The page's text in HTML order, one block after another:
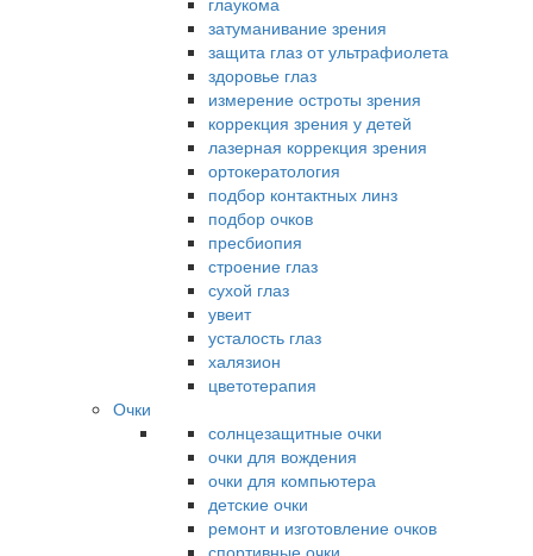
затуманивание зрения
защита глаз от ультрафиолета
здоровье глаз
измерение остроты зрения
коррекция зрения у детей
лазерная коррекция зрения
ортокератология
подбор контактных линз
подбор очков
пресбиопия
строение глаз
сухой глаз
увеит
усталость глаз
халязион
цветотерапия
Очки
солнцезащитные очки
очки для вождения
очки для компьютера
детские очки
ремонт и изготовление очков